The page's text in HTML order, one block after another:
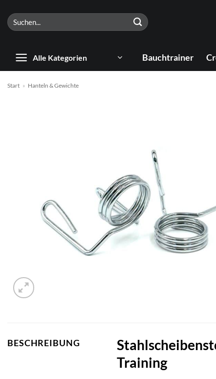
Inhalt
springen
Suchen
nach:
Alle Kategorien Bauchtrainer
Start » Hanteln & Gewichte
BESCHREIBUNG
Training